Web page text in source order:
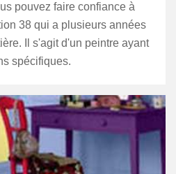
pouvez faire confiance à
38 qui a plusieurs années
Il s'agit d'un peintre ayant
spécifiques.